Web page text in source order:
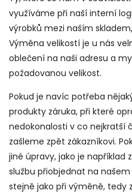
využíváme při naší interní
výrobků mezi naším
Výměna velikostí je u nás
oblečení na naši adresu a
požadovanou velikost.
Pokud je navíc potřeba
produkty záruka, při které
nedokonalosti v co nejkratší
zašleme zpět zákazníkovi.
jiné úpravy, jako je například
službu přiobjednat na
stejně jako při výměně, tedy